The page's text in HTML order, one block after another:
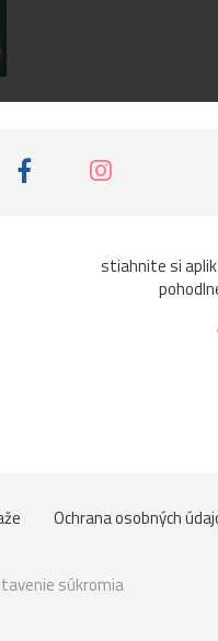
stiahnite si
Ochrana osobných
súkromia